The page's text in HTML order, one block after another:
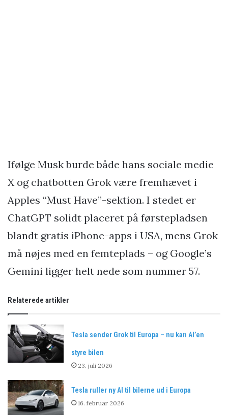
Ifølge Musk burde både hans sociale medie
X og chatbotten Grok være fremhævet i
Apples “Must Have”-sektion. I stedet er
ChatGPT solidt placeret på førstepladsen
blandt gratis iPhone-apps i USA, mens Grok
må nøjes med en femteplads – og Google’s
Gemini ligger helt nede som nummer 57.
Relaterede artikler
Tesla sender Grok til Europa – nu kan AI’en
styre bilen
23. juli 2026
Tesla ruller ny AI til bilerne ud i Europa
16. februar 2026